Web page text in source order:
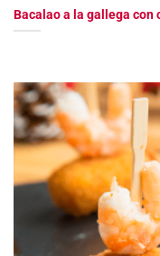
Bacalao a la gallega con